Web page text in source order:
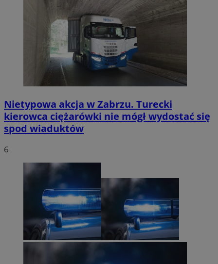
Nietypowa akcja w Zabrzu. Turecki
kierowca ciężarówki nie mógł wydostać się
spod wiaduktów
6